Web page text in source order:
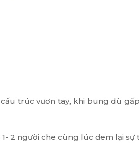
trúc vươn tay, khi bung dù
2 người che cùng lúc đem lại sự